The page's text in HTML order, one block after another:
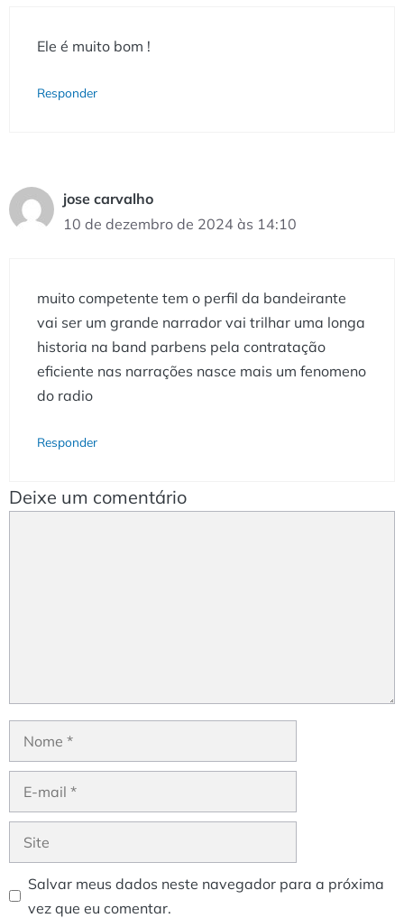
Ele é muito bom !
Responder
jose carvalho
10 de dezembro de 2024 às 14:10
muito competente tem o perfil da bandeirante
vai ser um grande narrador vai trilhar uma longa
historia na band parbens pela contratação
eficiente nas narrações nasce mais um fenomeno
do radio
Responder
Deixe um comentário
Salvar meus dados neste navegador para a próxima
vez que eu comentar.